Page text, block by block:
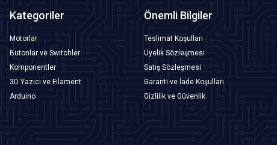
Kategoriler
Motorlar
Butonlar ve Switchler
Komponentler
3D Yazıcı ve Filament
Arduino
Önemli Bilgiler
Teslimat Koşulları
Üyelik Sözleşmesi
Satış Sözleşmesi
Garanti ve İade Koşulları
Gizlilik ve Güvenlik